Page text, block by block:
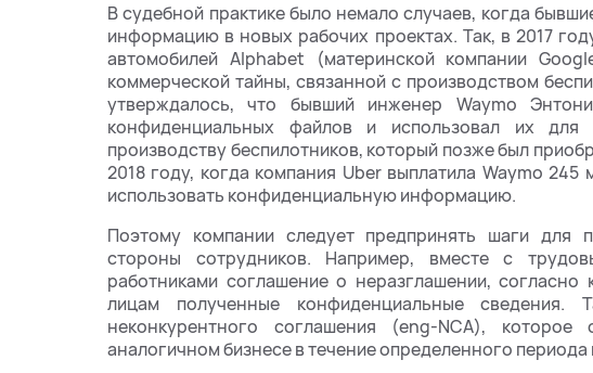
В судебной практике было немало случаев, когда
информацию в новых рабочих проектах. Так, в 2017
автомобилей Alphabet (материнской компании
коммерческой тайны, связанной с производством
утверждалось, что бывший инженер Waymo
конфиденциальных файлов и использовал их для
производству беспилотников, который позже был
2018 году, когда компания Uber выплатила Waymo
использовать конфиденциальную информацию.
Поэтому компании следует предпринять шаги для
стороны сотрудников. Например, вместе с
работниками соглашение о неразглашении, согласно
лицам полученные конфиденциальные сведения.
неконкурентного соглашения (eng-NCA), которое
аналогичном бизнесе в течение определенного